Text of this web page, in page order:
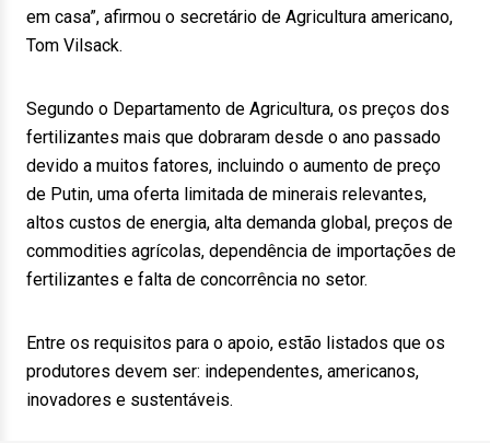
em casa”, afirmou o secretário de Agricultura americano,
Tom Vilsack.
Segundo o Departamento de Agricultura, os preços dos
fertilizantes mais que dobraram desde o ano passado
devido a muitos fatores, incluindo o aumento de preço
de Putin, uma oferta limitada de minerais relevantes,
altos custos de energia, alta demanda global, preços de
commodities agrícolas, dependência de importações de
fertilizantes e falta de concorrência no setor.
Entre os requisitos para o apoio, estão listados que os
produtores devem ser: independentes, americanos,
inovadores e sustentáveis.